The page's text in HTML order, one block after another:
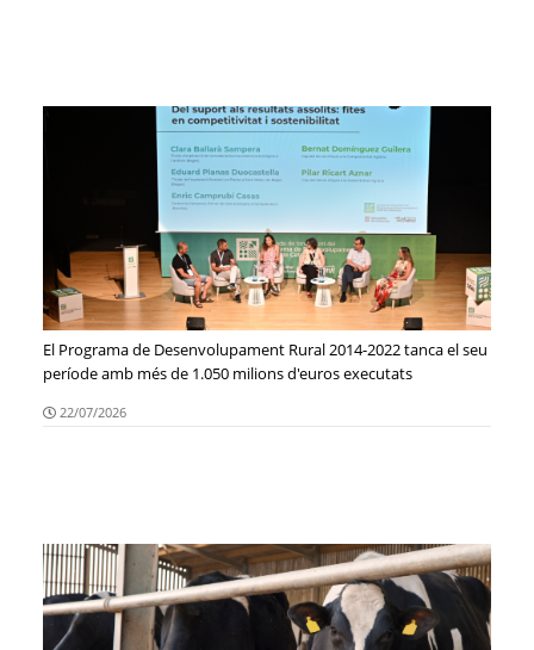
El Programa de Desenvolupament Rural 2014-2022 tanca el seu
període amb més de 1.050 milions d'euros executats
22/07/2026